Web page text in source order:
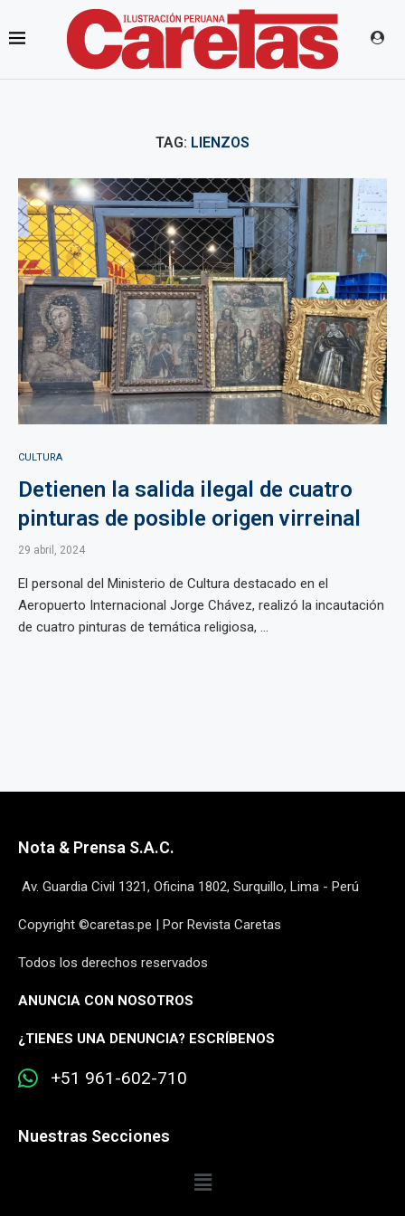
TAG: LIENZOS
CULTURA
Detienen la salida ilegal de cuatro
pinturas de posible origen virreinal
29 abril, 2024
El personal del Ministerio de Cultura destacado en el
Aeropuerto Internacional Jorge Chávez, realizó la incautación
de cuatro pinturas de temática religiosa, ...
Nota & Prensa S.A.C.
Av. Guardia Civil 1321, Oficina 1802, Surquillo, Lima - Perú
Copyright ©caretas.pe | Por Revista Caretas
Todos los derechos reservados
ANUNCIA CON NOSOTROS
¿TIENES UNA DENUNCIA? ESCRÍBENOS
+51 961-602-710
Nuestras Secciones